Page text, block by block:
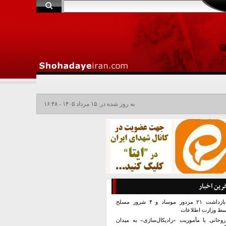
به روز شده در: ۱۵ مرداد ۱۴۰۵ - ۱۶:۴۸
اخبار
بازداشت ۲۱ مزدور موساد و ۴ شرور مسلح
وزارت اطلاعات
روحانی با مأموریت «رادیکال‌سازی» به میدان